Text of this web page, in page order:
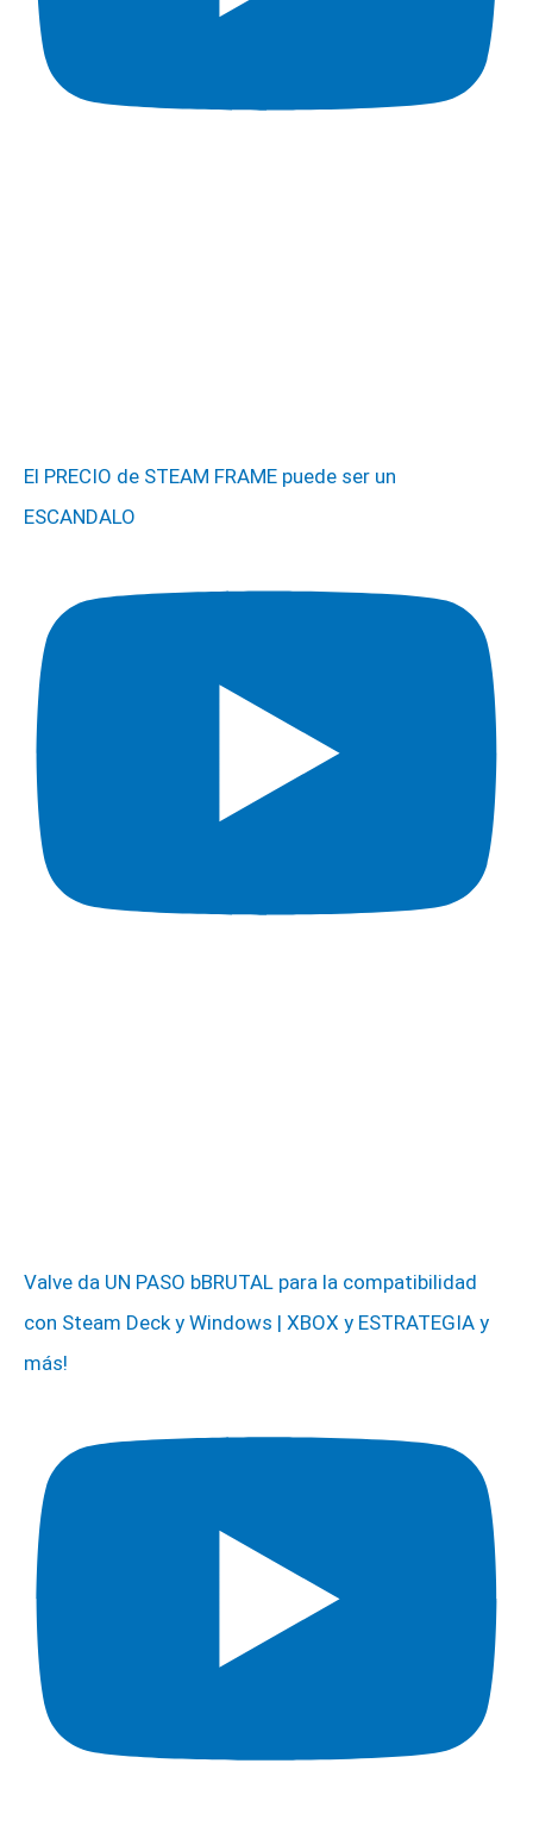
El PRECIO de STEAM FRAME puede ser un
ESCANDALO
Valve da UN PASO bBRUTAL para la compatibilidad
con Steam Deck y Windows | XBOX y ESTRATEGIA y
más!